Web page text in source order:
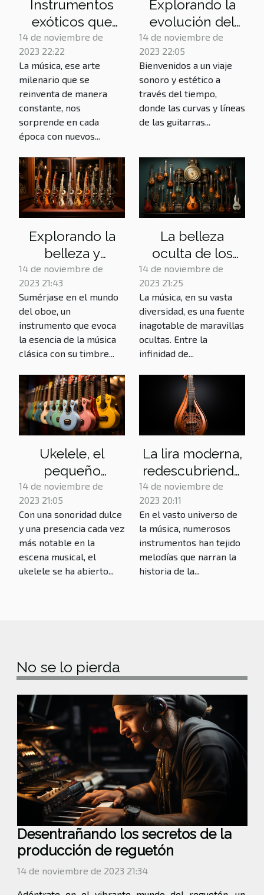
Instrumentos
exóticos que
están
revolucionando
la música
14 de noviembre de
2023 22:22
La música, ese arte
milenario que se
reinventa de manera
constante, nos
sorprende en cada
época con nuevos...
Explorando la
evolución del
diseño de
guitarras
eléctricas
14 de noviembre de
2023 22:05
Bienvenidos a un viaje
sonoro y estético a
través del tiempo,
donde las curvas y líneas
de las guitarras...
Explorando la
belleza y
complejidad del
oboe
14 de noviembre de
2023 21:43
Sumérjase en el mundo
del oboe, un
instrumento que evoca
la esencia de la música
clásica con su timbre...
La belleza
oculta de los
instrumentos
menos
conocidos
14 de noviembre de
2023 21:25
La música, en su vasta
diversidad, es una fuente
inagotable de maravillas
ocultas. Entre la
infinidad de...
Ukelele, el
pequeño
gigante de la
música moderna
14 de noviembre de
2023 21:05
Con una sonoridad dulce
y una presencia cada vez
más notable en la
escena musical, el
ukelele se ha abierto...
La lira moderna,
redescubriendo
cuerdas
olvidadas
14 de noviembre de
2023 20:11
En el vasto universo de
la música, numerosos
instrumentos han tejido
melodías que narran la
historia de la...
No se lo pierda
Desentrañando los secretos de la
producción de reguetón
14 de noviembre de 2023 21:34